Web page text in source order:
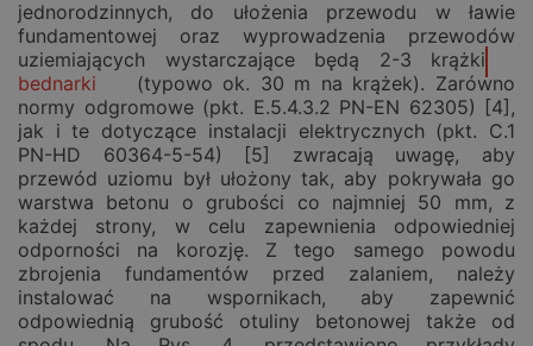
jednorodzinnych, do ułożenia przewodu w ławie
fundamentowej oraz wyprowadzenia przewodów
uziemiających wystarczające będą 2-3 krążki
bednarki
(typowo ok. 30 m na krążek). Zarówno
normy odgromowe (pkt. E.5.4.3.2 PN-EN 62305) [4],
jak i te dotyczące instalacji elektrycznych (pkt. C.1
PN-HD 60364-5-54) [5] zwracają uwagę, aby
przewód uziomu był ułożony tak, aby pokrywała go
warstwa betonu o grubości co najmniej 50 mm, z
każdej strony, w celu zapewnienia odpowiedniej
odporności na korozję. Z tego samego powodu
zbrojenia fundamentów przed zalaniem, należy
instalować na wspornikach, aby zapewnić
odpowiednią grubość otuliny betonowej także od